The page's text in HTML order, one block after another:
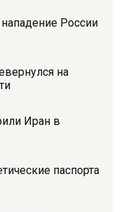
России
на
Иран в
паспорта